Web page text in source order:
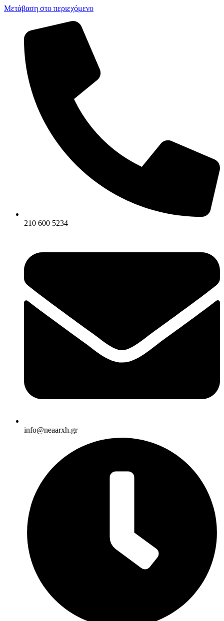
Μετάβαση στο περιεχόμενο
210 600 5234
info@neaarxh.gr